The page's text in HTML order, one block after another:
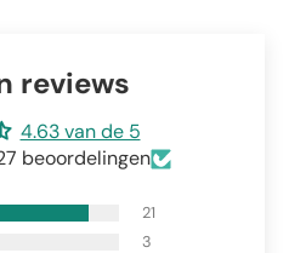
reviews
4.63 van de 5
beoordelingen
21
3